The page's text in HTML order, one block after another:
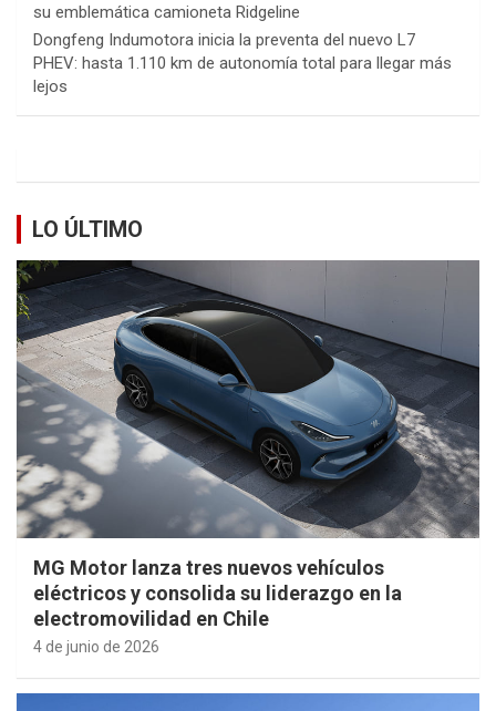
su emblemática camioneta Ridgeline
Dongfeng Indumotora inicia la preventa del nuevo L7
PHEV: hasta 1.110 km de autonomía total para llegar más
lejos
LO ÚLTIMO
MG Motor lanza tres nuevos vehículos
eléctricos y consolida su liderazgo en la
electromovilidad en Chile
4 de junio de 2026